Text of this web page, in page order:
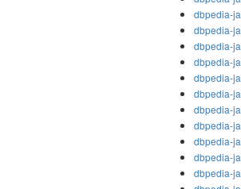
dbpedia-ja
dbpedia-ja
dbpedia-ja
dbpedia-ja
dbpedia-ja
dbpedia-ja
dbpedia-ja
dbpedia-ja
dbpedia-ja
dbpedia-ja
dbpedia-ja